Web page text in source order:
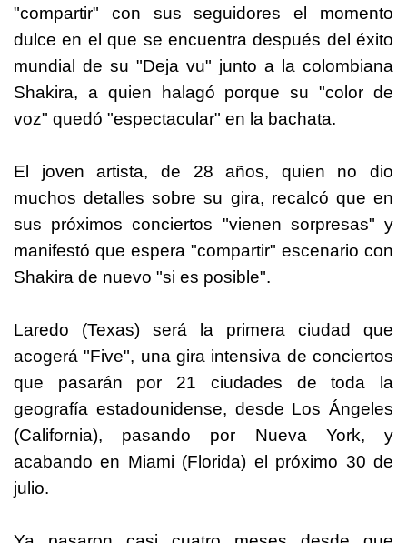
"compartir" con sus seguidores el momento
dulce en el que se encuentra después del éxito
mundial de su "Deja vu" junto a la colombiana
Shakira, a quien halagó porque su "color de
voz" quedó "espectacular" en la bachata.
El joven artista, de 28 años, quien no dio
muchos detalles sobre su gira, recalcó que en
sus próximos conciertos "vienen sorpresas" y
manifestó que espera "compartir" escenario con
Shakira de nuevo "si es posible".
Laredo (Texas) será la primera ciudad que
acogerá "Five", una gira intensiva de conciertos
que pasarán por 21 ciudades de toda la
geografía estadounidense, desde Los Ángeles
(California), pasando por Nueva York, y
acabando en Miami (Florida) el próximo 30 de
julio.